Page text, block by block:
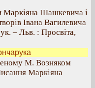
Маркіяна Шашкевича і
Івана Вагилевича
– Льв. : Просвіта,
М. Возняком
Маркіяна